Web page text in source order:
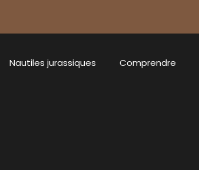
Nautiles jurassiques Comprendre